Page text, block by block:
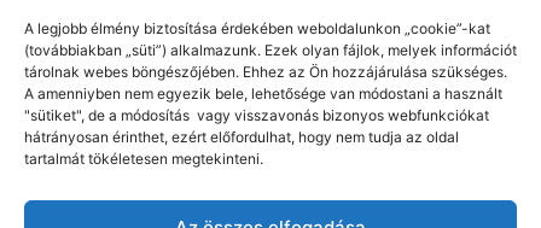
A legjobb élmény biztosítása érdekében weboldalunkon „cookie”-kat
(továbbiakban „süti”) alkalmazunk. Ezek olyan fájlok, melyek információt
tárolnak webes böngészőjében. Ehhez az Ön hozzájárulása szükséges.
A amenniyben nem egyezik bele, lehetősége van módostani a használt
"sütiket", de a módosítás vagy visszavonás bizonyos webfunkciókat
hátrányosan érinthet, ezért előfordulhat, hogy nem tudja az oldal
tartalmát tökéletesen megtekinteni.